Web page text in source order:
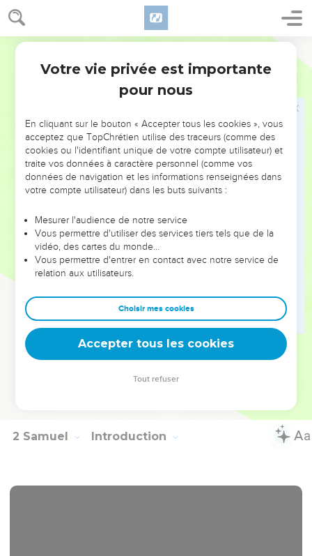
1 Samuel 31
7 Lorsqu'ils virent que les Israélites s'enfuyaient et que Saül
et ses fils étaient morts, ceux d'Israël qui étaient de l'autre
côté de la vallée et de l'autre côté du Jourdain
abandonnèrent leurs villes pour prendre aussi la fuite. Les
Philistins allèrent s'y installer.
Le lendemain, les Philistins vinrent pour dépouiller les
morts, et ils trouvèrent le cadavre de Saül et de ses trois fils
sur le mont Guilboa.
Ils coupèrent la tête de Saül et le dépouillèrent de ses
armes. Puis ils les firent circuler dans tout le pays des
Philistins pour annoncer la nouvelle dans les temples de
Ils déposèrent les armes de Saül dans le temple des
Astartés et ils attachèrent son cadavre sur les murs de Beth-
Shan.
11
les Philistins avaient fait à Saül,
tous les hommes vaillants se levèrent. Après avoir marché
toute la nuit, ils arrachèrent les cadavres de Saül et de ses
fils des murs de Beth-Shan. Ensuite ils revinrent à Jabès, où
2 Samuel Introduction
Votre vie privée est importante
pour nous
En cliquant sur le bouton « Accepter tous les cookies », vous
acceptez que TopChrétien utilise des traceurs (comme des
cookies ou l'identifiant unique de votre compte utilisateur) et
traite vos données à caractère personnel (comme vos
données de navigation et les informations renseignées dans
votre compte utilisateur) dans les buts suivants :
Mesurer l'audience de notre service
Vous permettre d'utiliser des services tiers tels que de la
vidéo, des cartes du monde…
Vous permettre d'entrer en contact avec notre service de
relation aux utilisateurs.
Choisir mes cookies
Accepter tous les cookies
Tout refuser